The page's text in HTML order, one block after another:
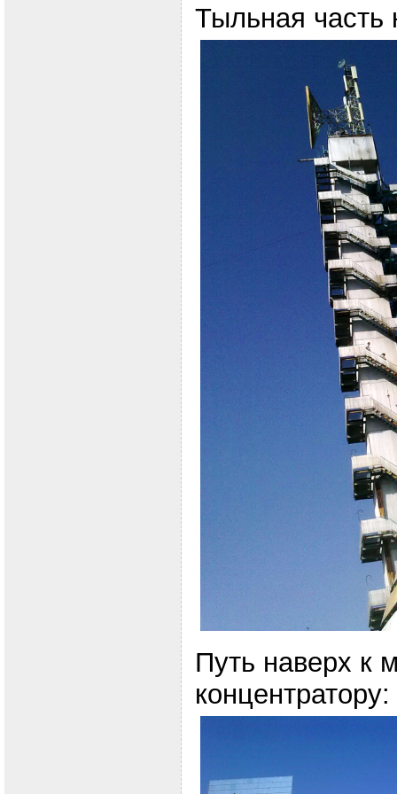
Тыльная часть
Путь наверх к
концентратору: